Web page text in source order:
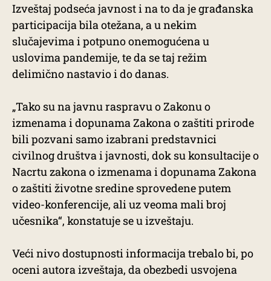
Izveštaj podseća javnost i na to da je građanska
participacija bila otežana, a u nekim
slučajevima i potpuno onemogućena u
uslovima pandemije, te da se taj režim
delimično nastavio i do danas.
„Tako su na javnu raspravu o Zakonu o
izmenama i dopunama Zakona o zaštiti prirode
bili pozvani samo izabrani predstavnici
civilnog društva i javnosti, dok su konsultacije o
Nacrtu zakona o izmenama i dopunama Zakona
o zaštiti životne sredine sprovedene putem
video-konferencije, ali uz veoma mali broj
učesnika“, konstatuje se u izveštaju.
Veći nivo dostupnosti informacija trebalo bi, po
oceni autora izveštaja, da obezbedi usvojena